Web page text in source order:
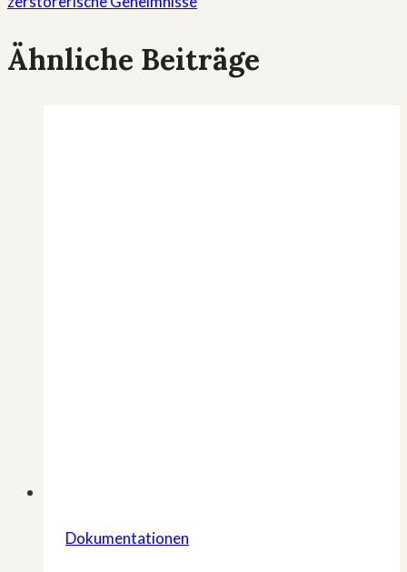
Ähnliche Beiträge
Dokumentationen